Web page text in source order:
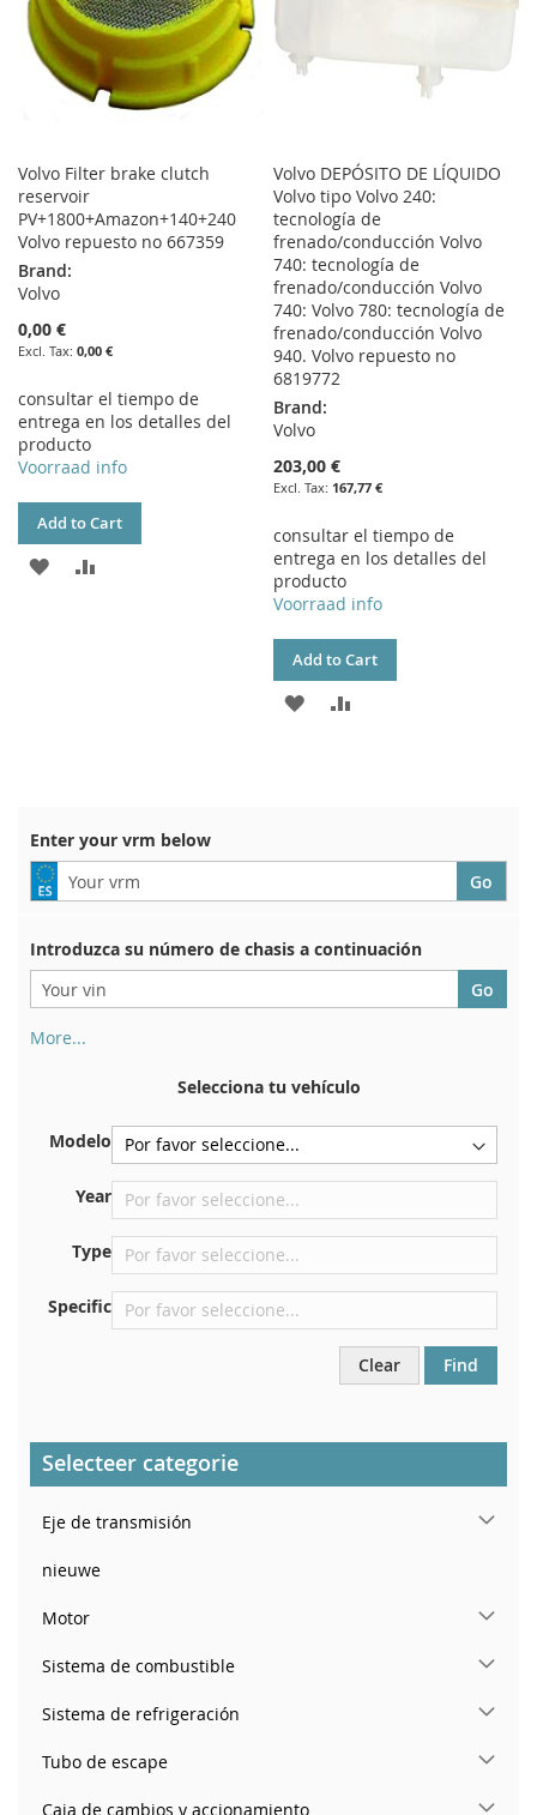
Volvo Filter brake clutch
reservoir
PV+1800+Amazon+140+240
Volvo repuesto no 667359
Brand:
Volvo
0,00 €
0,00 €
consultar el tiempo de
entrega en los detalles del
producto
Voorraad info
Add to Cart
ADD
Volvo DEPÓSITO DE LÍQUIDO
Volvo tipo Volvo 240:
tecnología de
frenado/conducción Volvo
740: tecnología de
frenado/conducción Volvo
740: Volvo 780: tecnología de
frenado/conducción Volvo
940. Volvo repuesto no
6819772
Brand:
Volvo
203,00 €
167,77 €
consultar el tiempo de
entrega en los detalles del
producto
Voorraad info
Add to Cart
ADD
Enter your vrm below
Introduzca su número de chasis a continuación
More...
certificado de registro. Y también en el coche.
En la placa inferior del asiento delantero derecho
Centrar contra el mamparo debajo del capó.
Justo en el compartimento del motor.
En el pilar de la puerta trasera derecha
Selecciona tu vehículo
Modelo
Year
Type
Specific
Clear Find
Selecteer categorie
Eje de transmisión
nieuwe
Motor
Sistema de combustible
Sistema de refrigeración
Tubo de escape
Caja de cambios y accionamiento